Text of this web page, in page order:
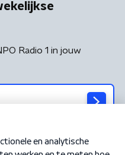
Radio 1 in jouw